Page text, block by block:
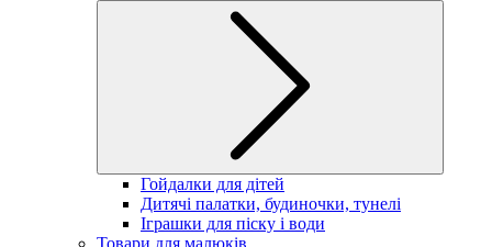
Гойдалки для дітей
Дитячі палатки, будиночки, тунелі
Іграшки для піску і води
Товари для малюків